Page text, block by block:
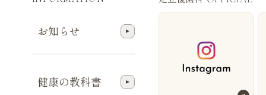
お知らせ
健康の教科書